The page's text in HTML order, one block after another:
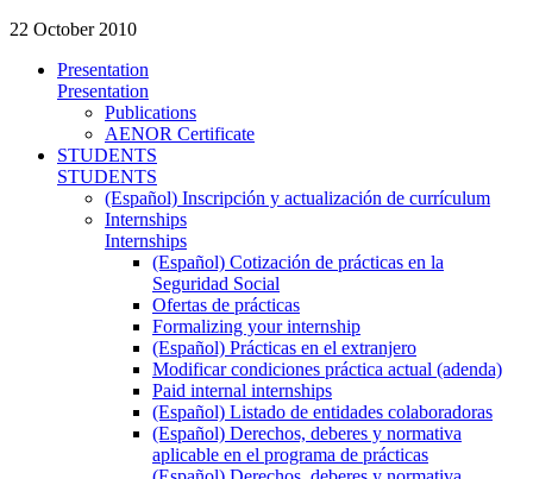
22 October 2010
Presentation
Presentation
Publications
AENOR Certificate
STUDENTS
STUDENTS
(Español) Inscripción y actualización de currículum
Internships
Internships
(Español) Cotización de prácticas en la
Seguridad Social
Ofertas de prácticas
Formalizing your internship
(Español) Prácticas en el extranjero
Modificar condiciones práctica actual (adenda)
Paid internal internships
(Español) Listado de entidades colaboradoras
(Español) Derechos, deberes y normativa
aplicable en el programa de prácticas